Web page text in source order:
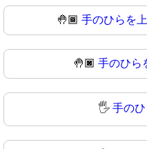
🤚🏾 手のひらを
🤚🏿 手のひら
🖐️ 手の